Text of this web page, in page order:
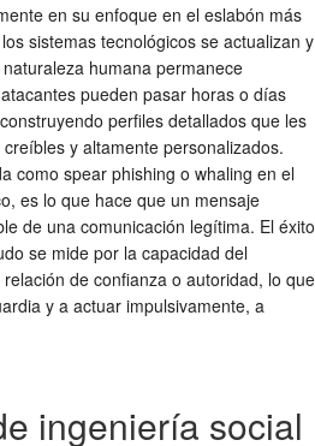
en su enfoque en el eslabón más
sistemas tecnológicos se actualizan y
humana permanece
pueden pasar horas o días
perfiles detallados que les
y altamente personalizados.
como spear phishing o whaling en el
es lo que hace que un mensaje
de una comunicación legítima. El éxito
se mide por la capacidad del
de confianza o autoridad, lo que
y a actuar impulsivamente, a
ingeniería social